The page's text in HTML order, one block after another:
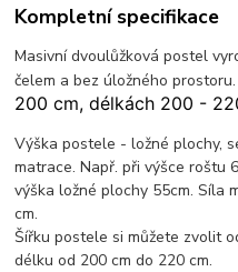
Kompletní specifikace
Masivní dvoulůžková postel
čelem a bez úložného prostoru.
200 cm, délkách 200 -
Výška postele - ložné plochy,
matrace. Např. při výšce roštu
výška ložné plochy 55cm. Síla
cm.
Šířku postele si můžete zvolit
délku od 200 cm do 220 cm.